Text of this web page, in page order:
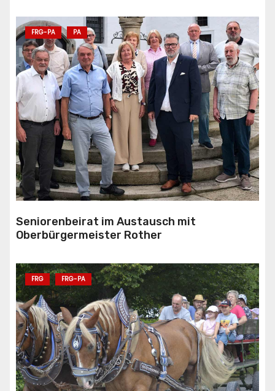
FRG-PA PA
Seniorenbeirat im Austausch mit
Oberbürgermeister Rother
FRG FRG-PA